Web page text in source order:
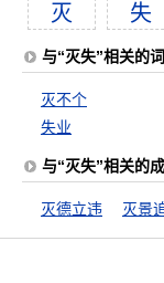
灭 失
与“灭失”相关的
灭不个
失业
与“灭失”相关的
灭德立违 灭景